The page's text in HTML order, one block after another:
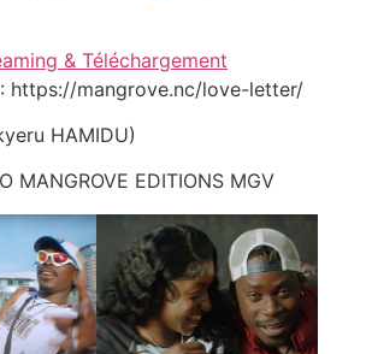
& Téléchargement
https://mangrove.nc/love-letter/
HAMIDU)
MANGROVE EDITIONS MGV